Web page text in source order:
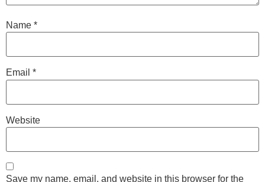
Name *
Email *
Website
Save my name, email, and website in this browser for the